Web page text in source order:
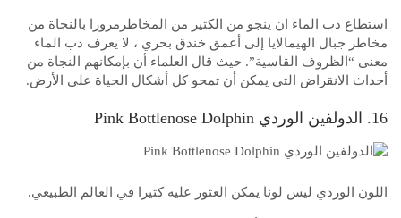
استطاع دب الماء ان ينجو من الكثير من المخاطرمرورا بالنجاة من
مخاطر جبال الهيمالايا إلى أعمق خندق بحري ، لا يعرف دب الماء
معنى “الظروف القاسية”. حيث قال العلماء أن بإمكانهم النجاة من
أحداث الانقراض التي يمكن أن تمحو كل أشكال الحياة على الأرض.
16. الدولفين الوردي Pink Bottlenose Dolphin
اللون الوردي ليس لونا يمكن العثور عليه كثيرا في العالم الطبيعي.